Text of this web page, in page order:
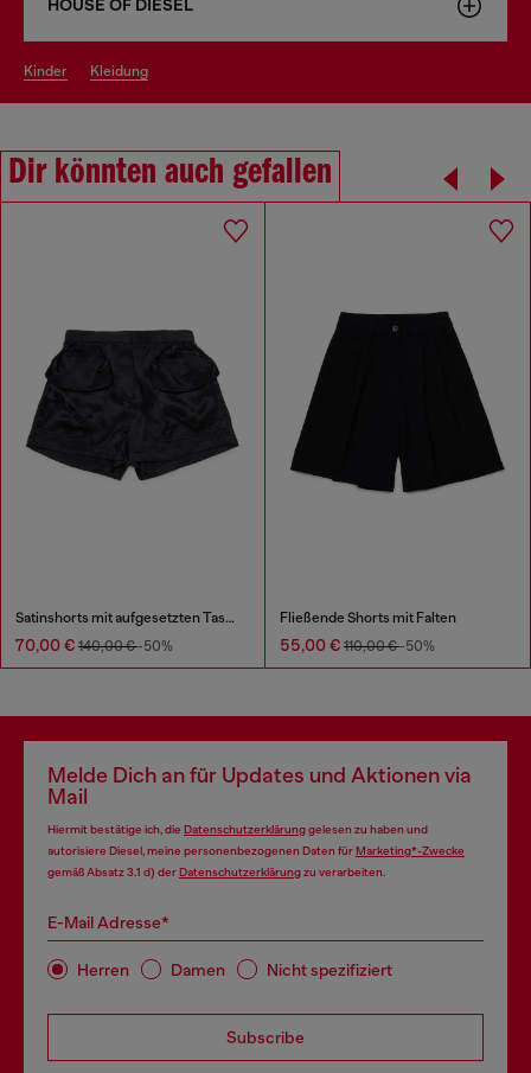
HOUSE OF DIESEL
kinder kleidung
Dir könnten auch gefallen
Satinshorts mit aufgesetzten Taschen
70,00 € 140,00 €-50%
Fließende Shorts mit Falten
55,00 € 110,00 €-50%
Melde Dich an für Updates und Aktionen via
Mail
Hiermit bestätige ich, die Datenschutzerklärunggelesen zu haben und
autorisiere Diesel, meine personenbezogenen Daten fürMarketing*-Zwecke
gemäß Absatz 3.1 d) derDatenschutzerklärungzu verarbeiten.
E-Mail Adresse*
Herren Damen Nicht spezifiziert
Subscribe